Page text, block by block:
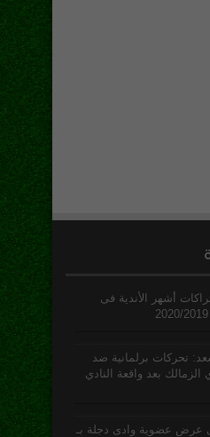
أشهر الأندية فى
تحركات برلمانية ضد
بعد واقعة النادي
عرض عضوية وادى دجلة بـ